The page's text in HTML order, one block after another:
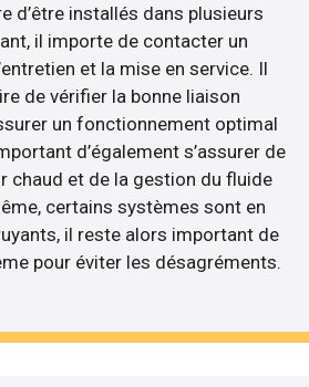
d’être installés dans plusieurs
il importe de contacter un
et la mise en service. Il
de vérifier la bonne liaison
un fonctionnement optimal
d’également s’assurer de
chaud et de la gestion du fluide
certains systèmes sont en
il reste alors important de
pour éviter les désagréments.